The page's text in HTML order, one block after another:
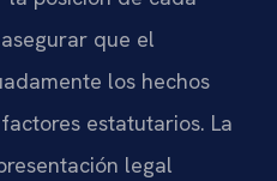
que el
los hechos
estatutarios. La
legal